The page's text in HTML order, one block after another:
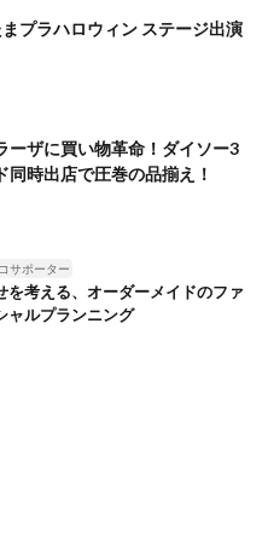
プラハロウィン ステージ出演
ーザに買い物革命！ダイソー3
同時出店で圧巻の品揃え！
サポーター
を考える、オーダーメイドのファ
ャルプランニング